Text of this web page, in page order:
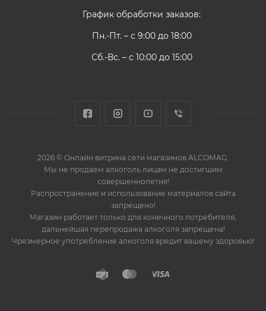
График обработки заказов:
Пн.-Пт. – с 9:00 до 18:00
Сб.-Вс. – с 10:00 до 15:00
2026 © Онлайн витрина сети магазинов ALCOMAG.
Мы не продаем алкоголь лицам не достигшим
совершеннолетия!
Распространение и использование материалов сайта
запрещено!
Магазин работает только для конечного потребителя,
дальнейшая перепродажа алкоголя запрещена!
Чрезмерное употребление алкоголя вредит вашему здоровью!